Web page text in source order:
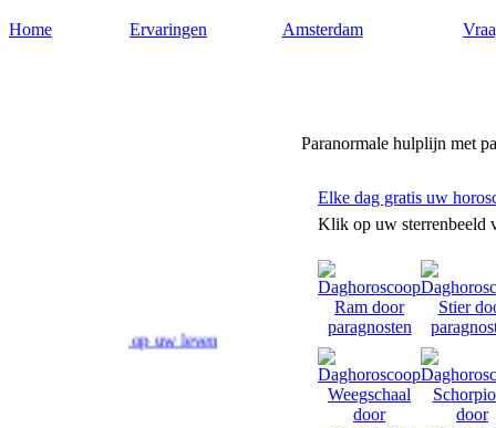
Home Ervaringen Amsterdam
Paranormale hulplijn met
op uw levensvragen. Toekomstvoorspellingen door
Elke dag gratis uw
Klik op uw sterrenbeeld